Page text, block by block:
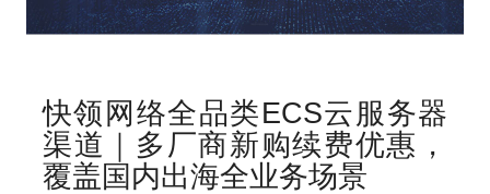
快领网络全品类ECS云服务器
渠道｜多厂商新购续费优惠，
覆盖国内出海全业务场景